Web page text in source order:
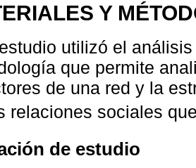
Y
utilizó el
que permite
de una red y la
relaciones sociales
de estudio